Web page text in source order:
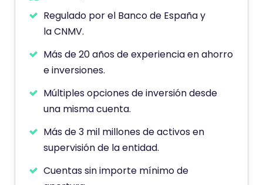
Regulado por el Banco de España y
la CNMV.
Más de 20 años de experiencia en ahorro
e inversiones.
Múltiples opciones de inversión desde
una misma cuenta.
Más de 3 mil millones de activos en
supervisión de la entidad.
Cuentas sin importe mínimo de